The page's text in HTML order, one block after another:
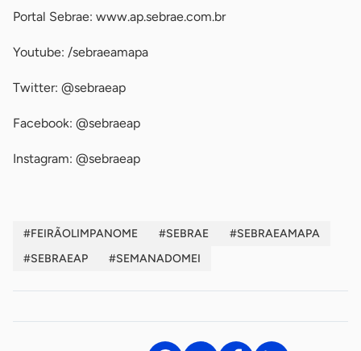
Portal Sebrae: www.ap.sebrae.com.br
Youtube: /sebraeamapa
Twitter: @sebraeap
Facebook: @sebraeap
Instagram: @sebraeap
#FEIRÃOLIMPANOME #SEBRAE
#SEBRAEAMAPA
#SEBRAEAP
#SEMANADOMEI